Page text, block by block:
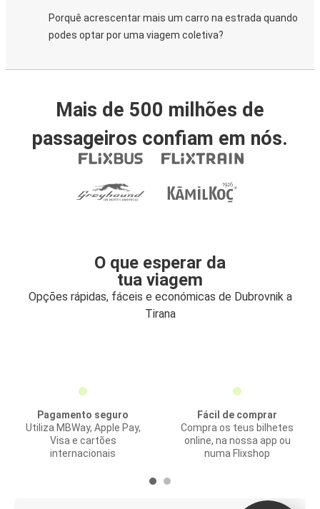
Porquê acrescentar mais um carro na estrada quando
podes optar por uma viagem coletiva?
Mais de 500 milhões de
passageiros confiam em nós.
O que esperar da
tua viagem
Opções rápidas, fáceis e económicas de Dubrovnik a
Tirana
Pagamento seguro
Utiliza MBWay, Apple Pay,
Visa e cartões
internacionais
Fácil de comprar
Compra os teus bilhetes
online, na nossa app ou
numa Flixshop